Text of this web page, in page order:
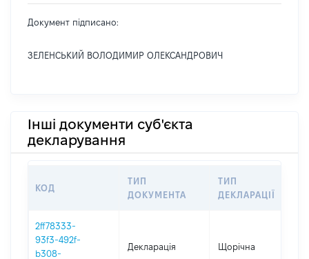
Документ підписано:
ЗЕЛЕНСЬКИЙ ВОЛОДИМИР ОЛЕКСАНДРОВИЧ
Інші документи суб'єкта
декларування
КОД
ТИП
ДОКУМЕНТА
ТИП
ДЕКЛАРАЦІЇ
2ff78333-
93f3-492f-
b308-
Декларація Щорічна